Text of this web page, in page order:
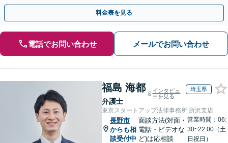
相談可(予約制)】【全国対応】
料金表を見る
電話でお問い合わせ メールでお問い合わせ
福島 海都
弁護士
インタビュ
ーを見る
埼玉県
東京スタートアップ法律事務所 所沢支店
長野市
からも相
談受付中
面談方法(対面・
電話・ビデオな
ど)は応相談
営業時間：06:
30~22:00（土
日祝日）